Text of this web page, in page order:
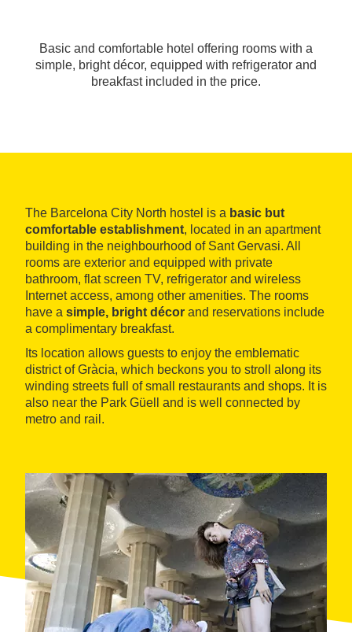
Basic and comfortable hotel offering rooms with a
simple, bright décor, equipped with refrigerator and
breakfast included in the price.
The Barcelona City North hostel is a basic but
comfortable establishment, located in an apartment
building in the neighbourhood of Sant Gervasi. All
rooms are exterior and equipped with private
bathroom, flat screen TV, refrigerator and wireless
Internet access, among other amenities. The rooms
have a simple, bright décor and reservations include
a complimentary breakfast.
Its location allows guests to enjoy the emblematic
district of Gràcia, which beckons you to stroll along its
winding streets full of small restaurants and shops. It is
also near the Park Güell and is well connected by
metro and rail.